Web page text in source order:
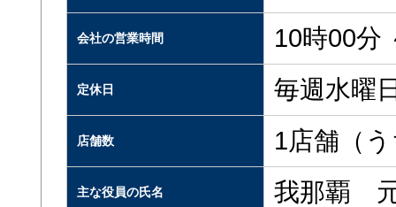
会社の営業時間 10時00分
定休日 毎週水曜
店舗数 1店舗（
主な役員の氏名 我那覇